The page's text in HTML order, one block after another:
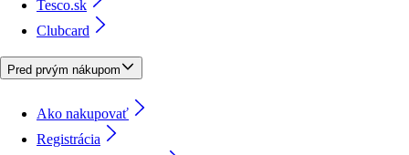
Tesco.sk
Clubcard
Pred prvým nákupom
Ako nakupovať
Registrácia